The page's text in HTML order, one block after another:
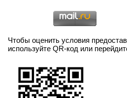
Чтобы оценить условия
используйте QR-код или